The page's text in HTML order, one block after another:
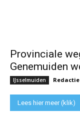
Provinciale
Genemuiden
IJsselmuiden Redactie
Lees hier meer (klik)